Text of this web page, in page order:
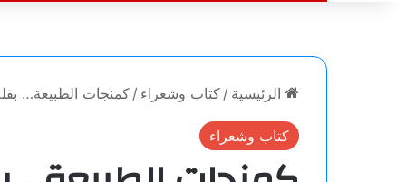
الرئيسية / كتاب وشعراء / كمنجات الطبيعة…
كتاب وشعراء